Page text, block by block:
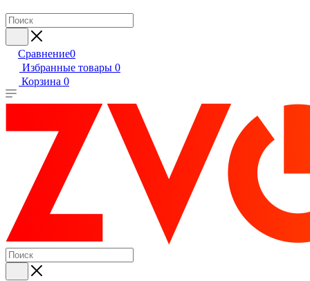
Сравнение0
Избранные товары 0
Корзина 0